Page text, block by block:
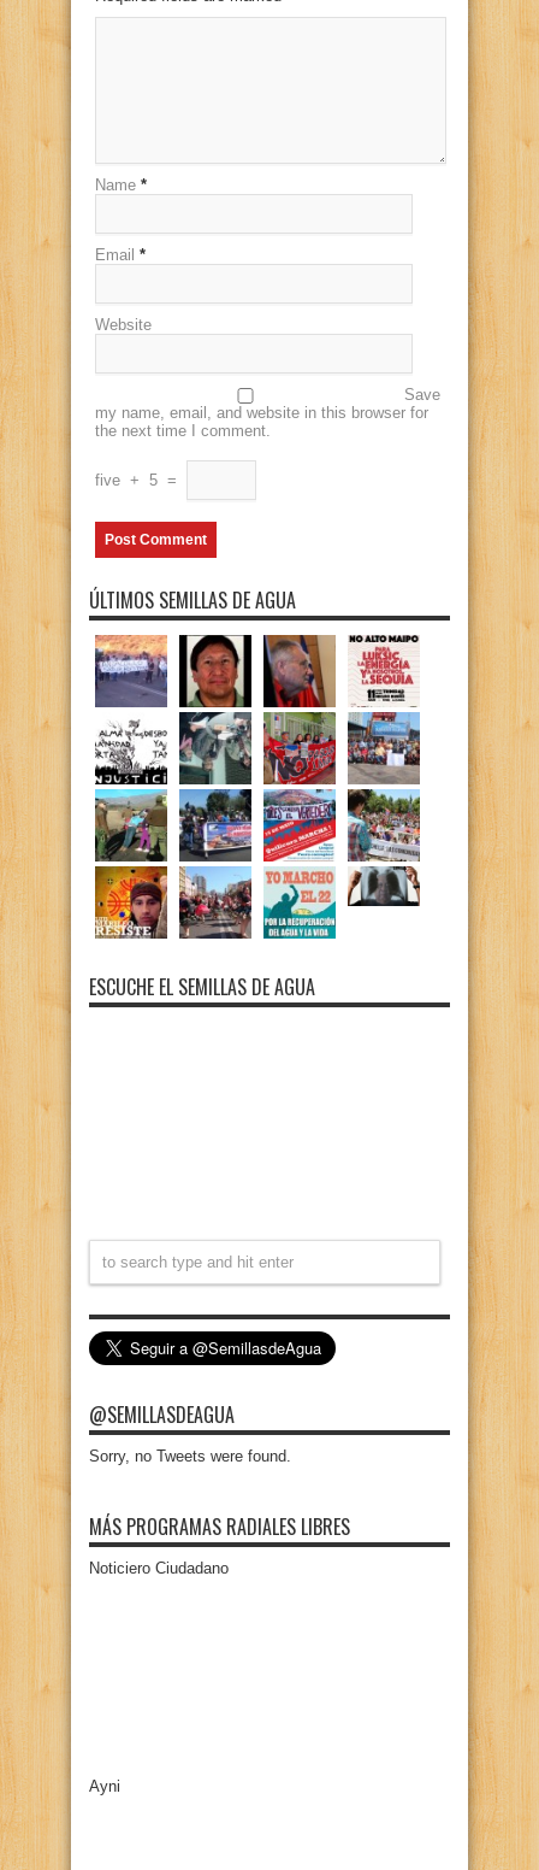
Name *
Email *
Website
Save
my name, email, and website in this browser for
the next time I comment.
five + 5 =
ÚLTIMOS SEMILLAS DE AGUA
ESCUCHE EL SEMILLAS DE AGUA
@SEMILLASDEAGUA
Sorry, no Tweets were found.
MÁS PROGRAMAS RADIALES LIBRES
Noticiero Ciudadano
Ayni